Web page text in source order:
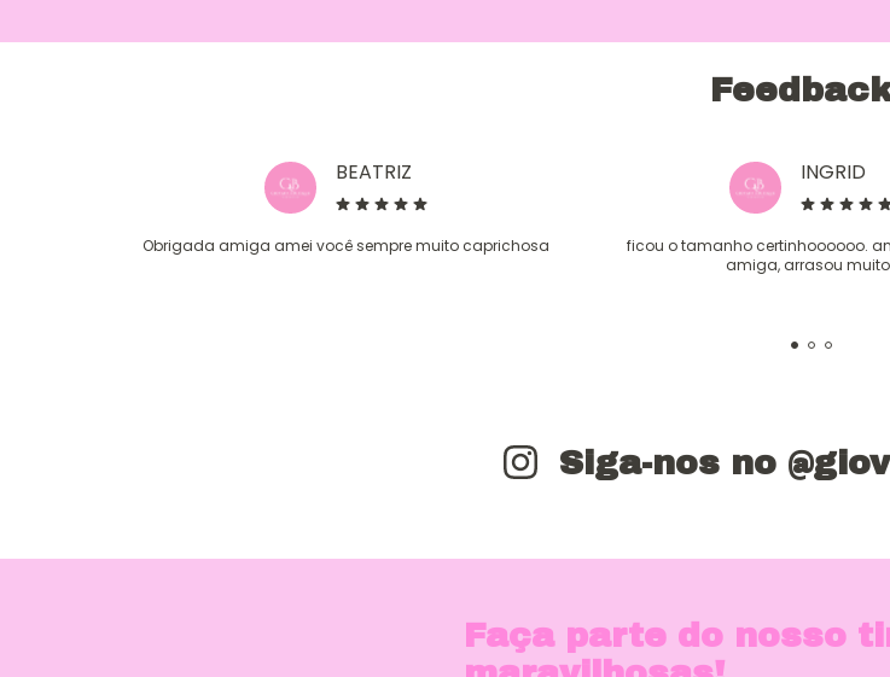
BEATRIZ
Obrigada amiga amei você sempre muito caprichosa
INGRID
ficou o tamanho certinhoooooo.
amiga, arrasou
Siga-nos no
Faça parte do nosso